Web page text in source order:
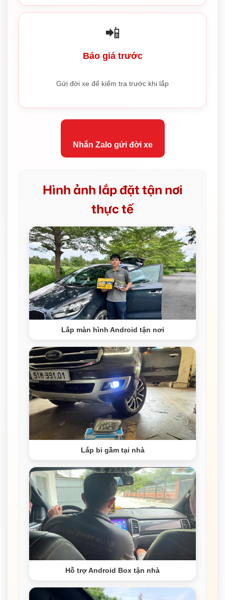
📲
Báo giá trước
Gửi đời xe để kiểm tra trước khi lắp
Nhắn Zalo gửi đời xe
Hình ảnh lắp đặt tận nơi
thực tế
Lắp màn hình Android tận nơi
Lắp bi gầm tại nhà
Hỗ trợ Android Box tận nhà